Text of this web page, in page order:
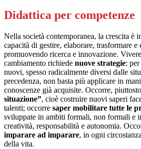
Didattica per competenze
Nella società contemporanea, la crescita è
capacità di gestire, elaborare, trasformare
promuovendo ricerca e innovazione.
cambiamento richiede nuove strategie:
nuovi, spesso radicalmente diversi dalle
precedenza, non basta più applicare in
conoscenze già acquisite. Occorre,
situazione”, cioè costruire nuovi saperi
talenti; occorre saper mobilitare tutte le
sviluppate in ambiti formali, non formali e
creatività, responsabilità e autonomia.
imparare ad imparare, in ogni
della vita.